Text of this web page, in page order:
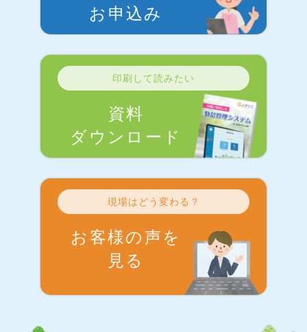
お申込み
印刷して読みたい
資料
ダウンロード
現場はどう変わる？
お客様の声を
見る